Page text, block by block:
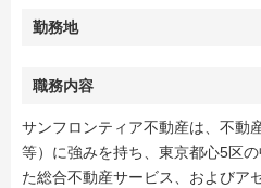
勤務地
職務内容
サンフロンティア不動産は、不動
等）に強みを持ち、東京都心5区
た総合不動産サービス、およびア